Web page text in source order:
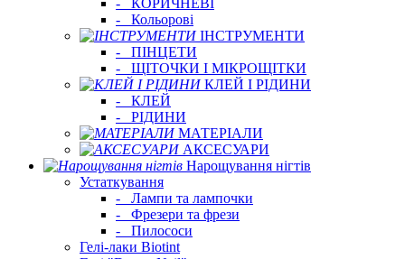
-
КОРИЧНЕВІ
-
Кольорові
ІНСТРУМЕНТИ
-
ПІНЦЕТИ
-
ЩІТОЧКИ І МІКРОЩІТКИ
КЛЕЙ І РІДИНИ
-
КЛЕЙ
-
РІДИНИ
МАТЕРІАЛИ
АКСЕСУАРИ
Нарощування нігтів
Устаткування
-
Лампи та лампочки
-
Фрезери та фрези
-
Пилососи
Гелі-лаки Biotint